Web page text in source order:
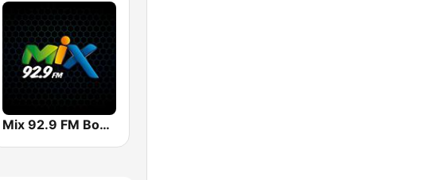
Mix 92.9 FM Bogotá